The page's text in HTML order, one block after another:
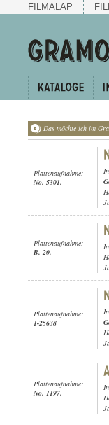
FILMALAP
Das möchte ich im
Plattenaufnahme:
No. 5301.
Plattenaufnahme:
B. 20.
Plattenaufnahme:
1-25638
Plattenaufnahme:
No. 1197.